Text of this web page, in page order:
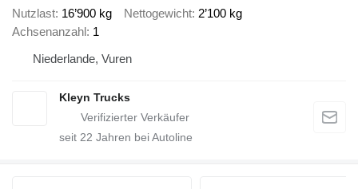
Nutzlast 16’900 kg Nettogewicht 2’100 kg
Achsenanzahl 1
Niederlande, Vuren
Kleyn Trucks
seit 22 Jahren bei Autoline